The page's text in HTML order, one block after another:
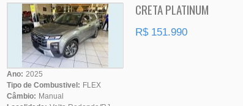
CRETA PLATINUM
R$ 151.990
Ano: 2025
Tipo de Combustivel: FLEX
Câmbio: Manual